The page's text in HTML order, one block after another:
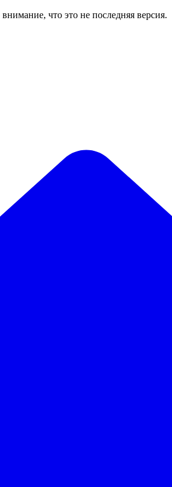
что это не последняя версия.